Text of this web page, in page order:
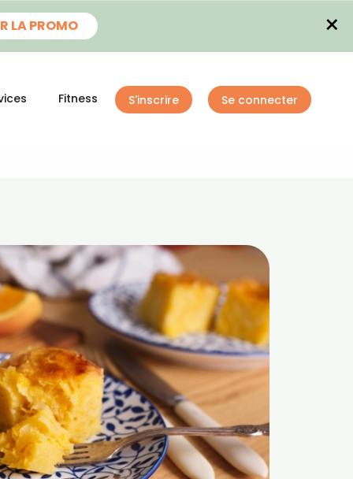
LA PROMO ×
Fitness S'inscrire Se connecter